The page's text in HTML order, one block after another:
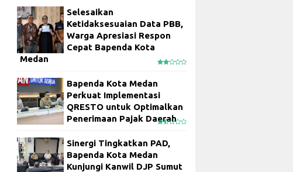
Selesaikan
Ketidaksesuaian Data PBB,
Warga Apresiasi Respon
Cepat Bapenda Kota
Medan
Bapenda Kota Medan
Perkuat Implementasi
QRESTO untuk Optimalkan
Penerimaan Pajak Daerah
Sinergi Tingkatkan PAD,
Bapenda Kota Medan
Kunjungi Kanwil DJP Sumut